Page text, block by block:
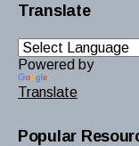
Translate
Powered by
Translate
Popular